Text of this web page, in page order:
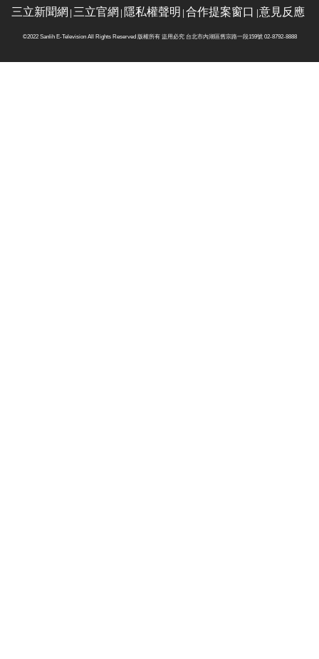
三立新聞網 三立官網 隱私權聲明 合作提案窗口 意見反應
©2022 Sanlih E-Television All Rights Reserved 版權所有 盜用必究 台北市內湖區舊宗路一段159號 02-8792-8888